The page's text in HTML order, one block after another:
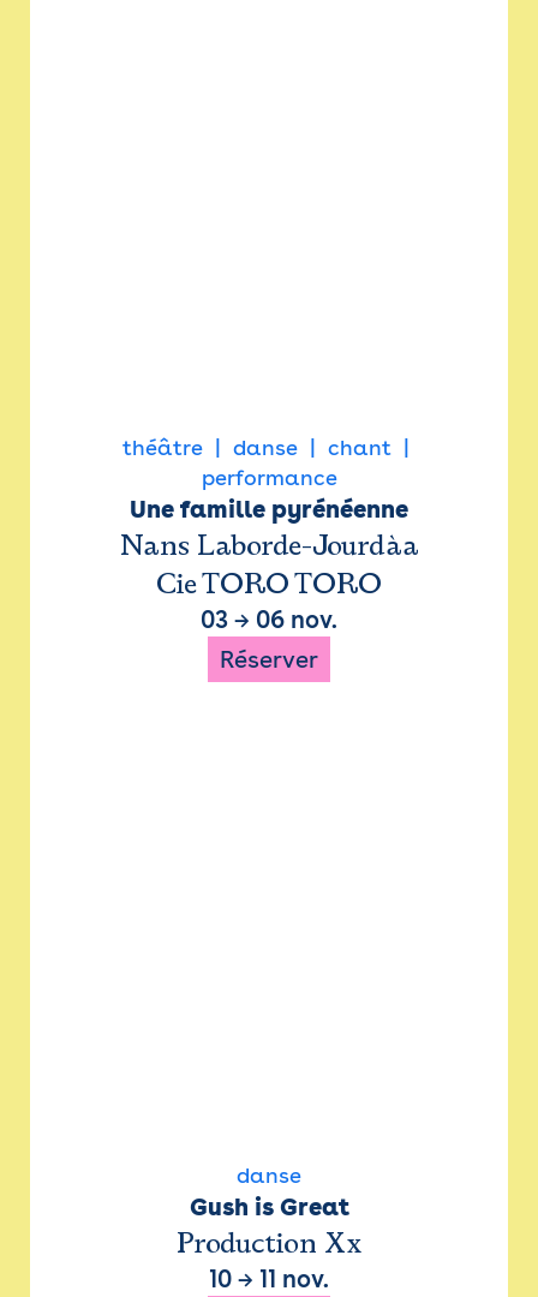
théâtre danse
chant
performance
Une famille pyrénéenne
Nans Laborde-Jourdàa
Cie TORO TORO
03 → 06 nov.
Réserver
danse
Gush is Great
Production Xx
10 → 11 nov.